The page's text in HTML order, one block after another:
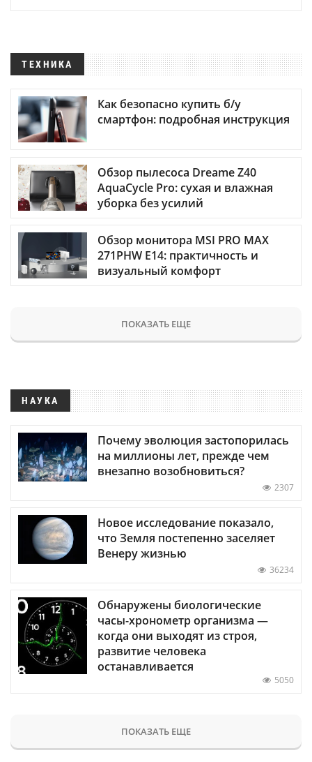
ТЕХНИКА
Как безопасно купить б/у
смартфон: подробная инструкция
Обзор пылесоса Dreame Z40
AquaCycle Pro: сухая и влажная
уборка без усилий
Обзор монитора MSI PRO MAX
271PHW E14: практичность и
визуальный комфорт
ПОКАЗАТЬ ЕЩЕ
НАУКА
Почему эволюция застопорилась
на миллионы лет, прежде чем
внезапно возобновиться?
2307
Новое исследование показало,
что Земля постепенно заселяет
Венеру жизнью
36234
Обнаружены биологические
часы-хронометр организма —
когда они выходят из строя,
развитие человека
останавливается
5050
ПОКАЗАТЬ ЕЩЕ